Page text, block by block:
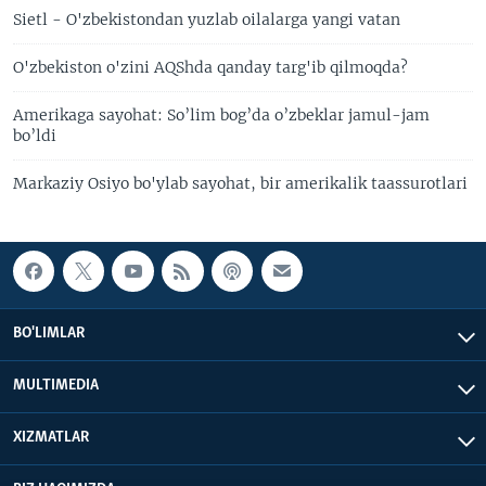
Sietl - O'zbekistondan yuzlab oilalarga yangi vatan
O'zbekiston o'zini AQShda qanday targ'ib qilmoqda?
Amerikaga sayohat: So’lim bog’da o’zbeklar jamul-jam
bo’ldi
Markaziy Osiyo bo'ylab sayohat, bir amerikalik taassurotlari
BO'LIMLAR
MULTIMEDIA
XIZMATLAR